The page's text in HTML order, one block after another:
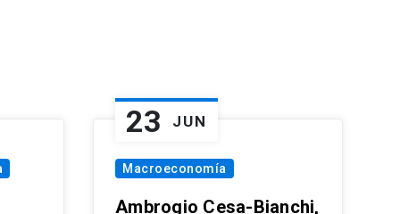
23 JUN
Macroeconomía
Ambrogio Cesa-Bianchi,